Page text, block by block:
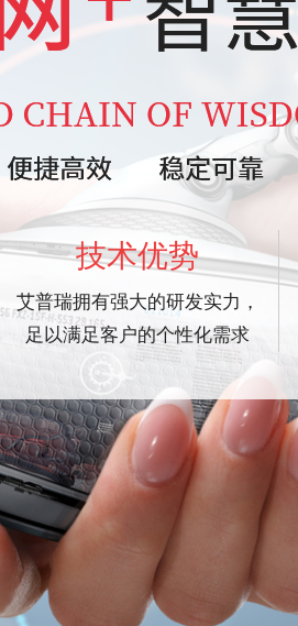
技术优势
艾普瑞拥有强大的研发实力，
足以满足客户的个性化需求